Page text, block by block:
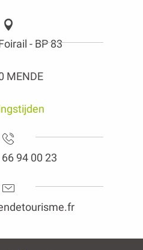
- BP 83
MENDE
94 00 23